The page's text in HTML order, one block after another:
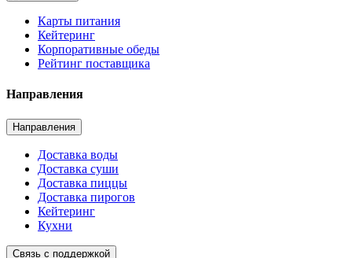
Карты питания
Кейтеринг
Корпоративные обеды
Рейтинг поставщика
Направления
Направления
Доставка воды
Доставка суши
Доставка пиццы
Доставка пирогов
Кейтеринг
Кухни
Связь с поддержкой